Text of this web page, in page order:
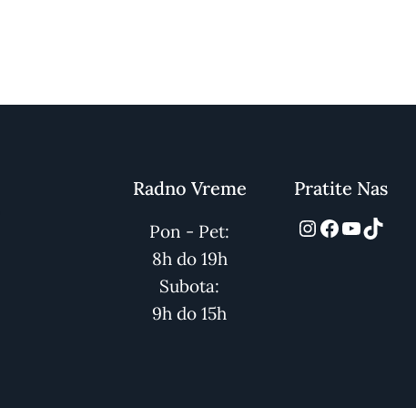
Radno Vreme
Pon - Pet:
8h do 19h
Subota:
9h do 15h
Pratite Nas
Facebook